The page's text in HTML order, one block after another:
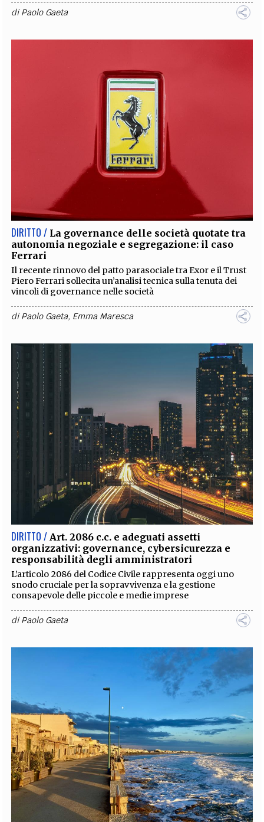
diPaolo Gaeta
DIRITTO / La governance delle società quotate tra
autonomia negoziale e segregazione: il caso
Ferrari
Il recente rinnovo del patto parasociale tra Exor e il Trust
Piero Ferrari sollecita un’analisi tecnica sulla tenuta dei
vincoli di governance nelle società
diPaolo Gaeta, Emma Maresca
DIRITTO / Art. 2086 c.c. e adeguati assetti
organizzativi: governance, cybersicurezza e
responsabilità degli amministratori
L’articolo 2086 del Codice Civile rappresenta oggi uno
snodo cruciale per la sopravvivenza e la gestione
consapevole delle piccole e medie imprese
diPaolo Gaeta